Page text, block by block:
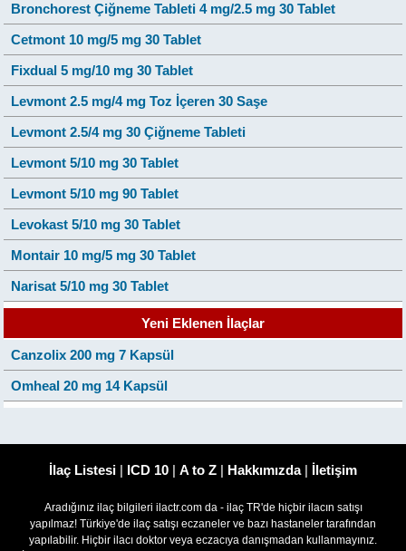
Bronchorest Çiğneme Tableti 4 mg/2.5 mg 30 Tablet
Cetmont 10 mg/5 mg 30 Tablet
Fixdual 5 mg/10 mg 30 Tablet
Levmont 2.5 mg/4 mg Toz İçeren 30 Saşe
Levmont 2.5/4 mg 30 Çiğneme Tableti
Levmont 5/10 mg 30 Tablet
Levmont 5/10 mg 90 Tablet
Levokast 5/10 mg 30 Tablet
Montair 10 mg/5 mg 30 Tablet
Narisat 5/10 mg 30 Tablet
Yeni Eklenen İlaçlar
Canzolix 200 mg 7 Kapsül
Omheal 20 mg 14 Kapsül
İlaç Listesi | ICD 10 | A to Z | Hakkımızda| İletişim
Aradığınız ilaç bilgileri ilactr.com da - ilaç TR'de hiçbir ilacın satışı
yapılmaz! Türkiye'de ilaç satışı eczaneler ve bazı hastaneler tarafından
yapılabilir. Hiçbir ilacı doktor veya eczacıya danışmadan kullanmayınız.